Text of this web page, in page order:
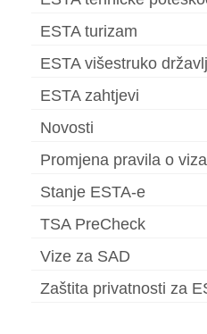
ESTA turizam
ESTA višestruko
ESTA zahtjevi
Novosti
Promjena pravila o
Stanje ESTA-e
TSA PreCheck
Vize za SAD
Zaštita privatnosti za